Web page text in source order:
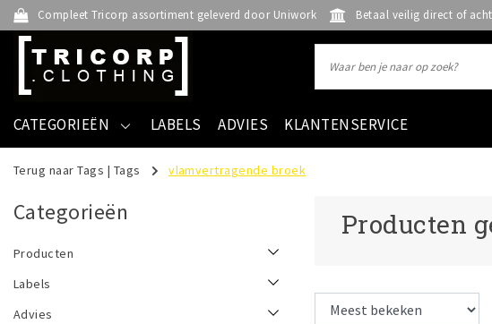
Compleet Tricorp assortiment geleverd door Uniwork Betaal veilig direct of
CATEGORIEËN LABELS ADVIES KLANTENSERVICE
Terug naar Tags | Tags vlamvertragende broek
Categorieën
Producten
Labels
Advies
Producten